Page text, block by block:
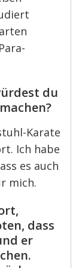
du
Karate
Ich habe
es auch
mich.
dass
er